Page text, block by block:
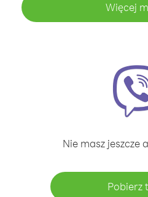
Więcej
Nie masz jeszcze
Pobierz